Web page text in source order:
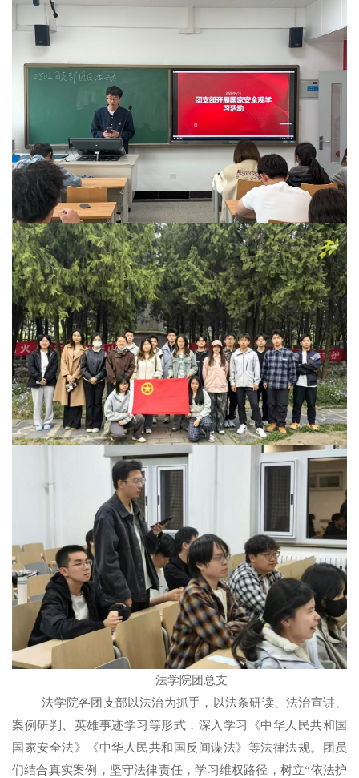
法学院团总支
法学院各团支部以法治为抓手，以法条研读、法治宣讲、
案例研判、英雄事迹学习等形式，深入学习《中华人民共和国
国家安全法》《中华人民共和国反间谍法》等法律法规。团员
们结合真实案例，坚守法律责任，学习维权路径，树立“依法护